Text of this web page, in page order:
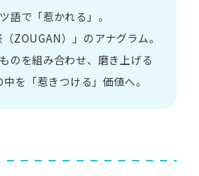
語で​「惹かれる」。
ZOUGAN）」の​アナグラム。
のを​組み合わせ、 磨き上げる​
中を​「惹きつける」価値へ。​